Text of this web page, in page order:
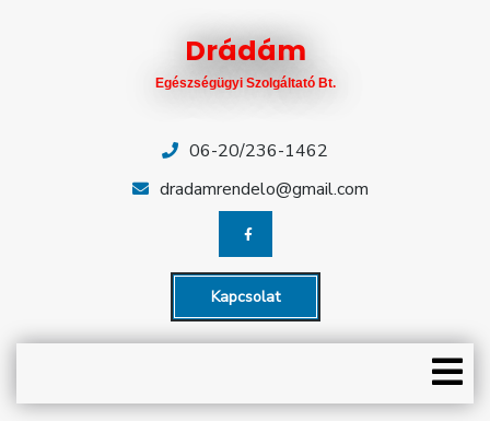
Drádám
Egészségügyi Szolgáltató Bt.
06-20/236-1462
dradamrendelo@gmail.com
Kapcsolat